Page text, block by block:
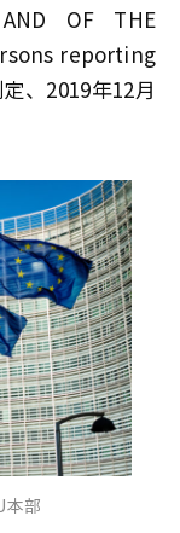
AND OF THE
reporting
、2019年12月
本部